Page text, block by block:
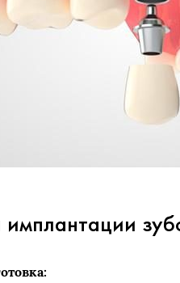
имплантации